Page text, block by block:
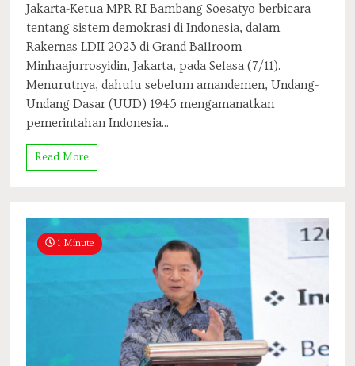
Jakarta-Ketua MPR RI Bambang Soesatyo berbicara
tentang sistem demokrasi di Indonesia, dalam
Rakernas LDII 2023 di Grand Ballroom
Minhaajurrosyidin, Jakarta, pada Selasa (7/11).
Menurutnya, dahulu sebelum amandemen, Undang-
Undang Dasar (UUD) 1945 mengamanatkan
pemerintahan Indonesia...
Read More
1 Minute